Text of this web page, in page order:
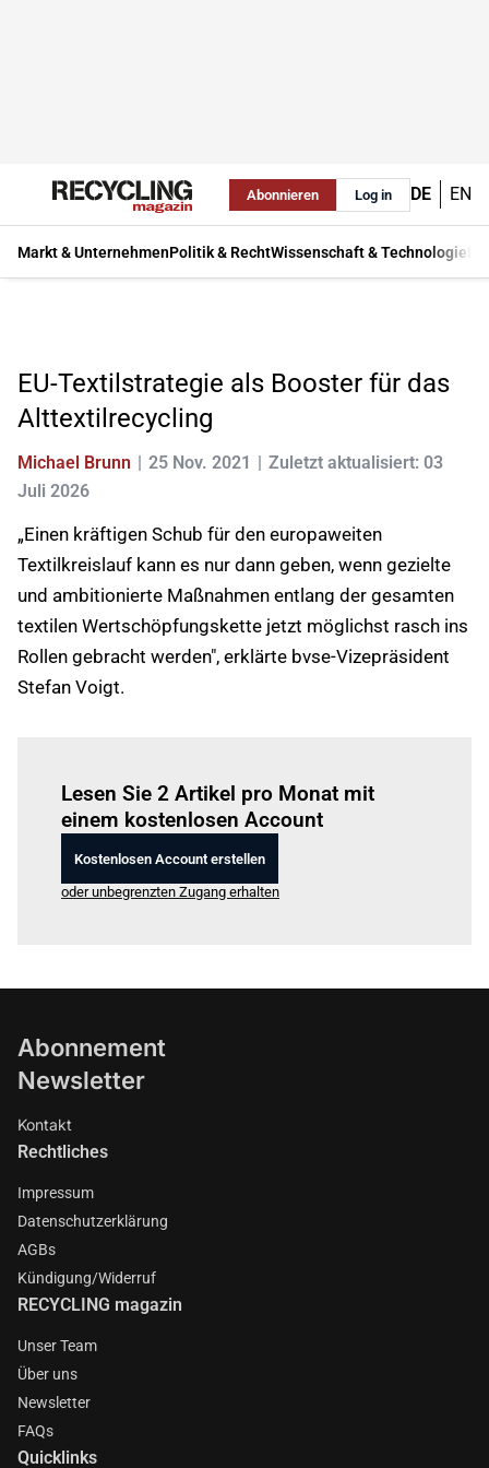
Abonnieren Log in DE EN
Markt & UnternehmenPolitik & RechtWissenschaft & Technologie
EU-Textilstrategie als Booster für das
Alttextilrecycling
Michael Brunn 25 Nov. 2021
Zuletzt aktualisiert: 03
Juli 2026
„Einen kräftigen Schub für den europaweiten
Textilkreislauf kann es nur dann geben, wenn gezielte
und ambitionierte Maßnahmen entlang der gesamten
textilen Wertschöpfungskette jetzt möglichst rasch ins
Rollen gebracht werden", erklärte bvse-Vizepräsident
Stefan Voigt.
Lesen Sie 2 Artikel pro Monat mit
einem kostenlosen Account
Kostenlosen Account erstellen
oder unbegrenzten Zugang erhalten
Abonnement
Newsletter
Kontakt
Rechtliches
Impressum
Datenschutzerklärung
AGBs
Kündigung/Widerruf
RECYCLING magazin
Unser Team
Über uns
Newsletter
FAQs
Quicklinks